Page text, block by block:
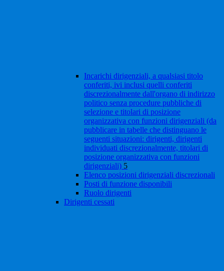
Incarichi dirigenziali, a qualsiasi titolo
conferiti, ivi inclusi quelli conferiti
discrezionalmente dall'organo di indirizzo
politico senza procedure pubbliche di
selezione e titolari di posizione
organizzativa con funzioni dirigenziali (da
pubblicare in tabelle che distinguano le
seguenti situazioni: dirigenti, dirigenti
individuati discrezionalmente, titolari di
posizione organizzativa con funzioni
dirigenziali) 5
Elenco posizioni dirigenziali discrezionali
Posti di funzione disponibili
Ruolo dirigenti
Dirigenti cessati